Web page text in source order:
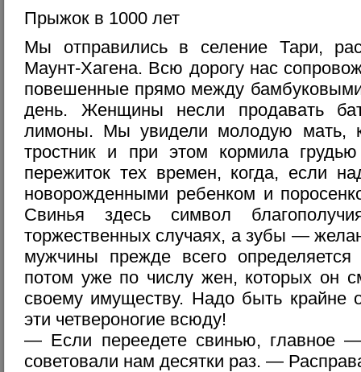
Прыжок в 1000 лет
Мы отправились в селение Тари,
Маунт-Хагена. Всю дорогу нас
повешенные прямо между
день. Женщины несли продавать
лимоны. Мы увидели молодую мать,
тростник и при этом кормила
пережиток тех времен, когда, если
новорожденными ребенком и
Свинья здесь символ
торжественных случаях, а зубы —
мужчины прежде всего
потом уже по числу жен, которых он
своему имуществу. Надо быть крайне
эти четвероногие всюду!
— Если переедете свинью, главное
советовали нам десятки раз. —